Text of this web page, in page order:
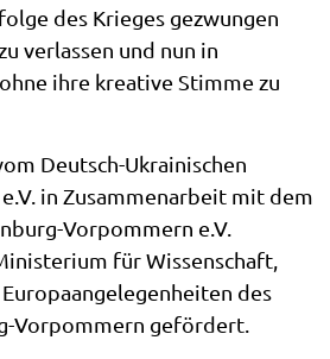
des Krieges gezwungen
verlassen und nun in
ihre kreative Stimme zu
Deutsch-Ukrainischen
in Zusammenarbeit mit dem
Vorpommern e.V.
für Wissenschaft,
des
Vorpommern gefördert.